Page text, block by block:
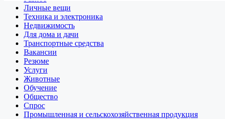
Личные вещи
Техника и электроника
Недвижимость
Для дома и дачи
Транспортные средства
Вакансии
Резюме
Услуги
Животные
Обучение
Общество
Спрос
Промышленная и сельскохозяйственная продукция